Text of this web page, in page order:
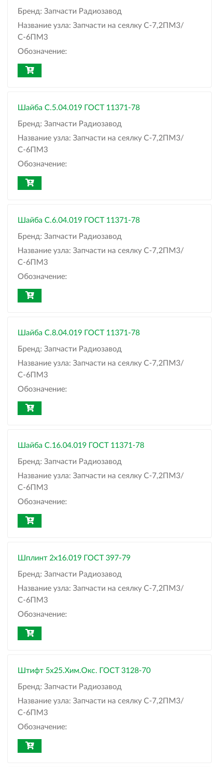
Бренд: Запчасти Радиозавод
Название узла: Запчасти на сеялку С-7,2ПМ3/
С-6ПМ3
Обозначение:
Шайба C.5.04.019 ГОСТ 11371-78
Бренд: Запчасти Радиозавод
Название узла: Запчасти на сеялку С-7,2ПМ3/
С-6ПМ3
Обозначение:
Шайба C.6.04.019 ГОСТ 11371-78
Бренд: Запчасти Радиозавод
Название узла: Запчасти на сеялку С-7,2ПМ3/
С-6ПМ3
Обозначение:
Шайба C.8.04.019 ГОСТ 11371-78
Бренд: Запчасти Радиозавод
Название узла: Запчасти на сеялку С-7,2ПМ3/
С-6ПМ3
Обозначение:
Шайба C.16.04.019 ГОСТ 11371-78
Бренд: Запчасти Радиозавод
Название узла: Запчасти на сеялку С-7,2ПМ3/
С-6ПМ3
Обозначение:
Шплинт 2x16.019 ГОСТ 397-79
Бренд: Запчасти Радиозавод
Название узла: Запчасти на сеялку С-7,2ПМ3/
С-6ПМ3
Обозначение:
Штифт 5x25.Хим.Окс. ГОСТ 3128-70
Бренд: Запчасти Радиозавод
Название узла: Запчасти на сеялку С-7,2ПМ3/
С-6ПМ3
Обозначение: